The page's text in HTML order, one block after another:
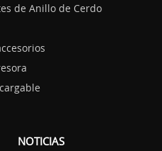
de Anillo de Cerdo
NOTICIAS